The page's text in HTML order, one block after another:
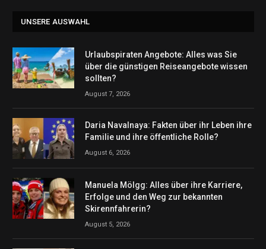
UNSERE AUSWAHL
Urlaubspiraten Angebote: Alles was Sie
über die günstigen Reiseangebote wissen
sollten?
August 7, 2026
Daria Navalnaya: Fakten über ihr Leben ihre
Familie und ihre öffentliche Rolle?
August 6, 2026
Manuela Mölgg: Alles über ihre Karriere,
Erfolge und den Weg zur bekannten
Skirennfahrerin?
August 5, 2026